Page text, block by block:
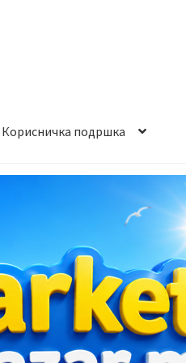
Корисничка подршка
Услови за користење